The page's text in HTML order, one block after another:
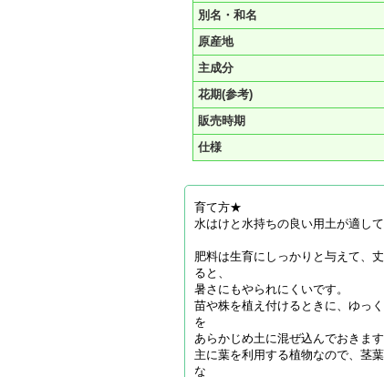
別名・和名
原産地
主成分
花期(参考)
販売時期
仕様
育て方★
水はけと水持ちの良い用土が適して
肥料は生育にしっかりと与えて、
ると、
暑さにもやられにくいです。
苗や株を植え付けるときに、ゆっ
を
あらかじめ土に混ぜ込んでおきます
主に葉を利用する植物なので、茎
な